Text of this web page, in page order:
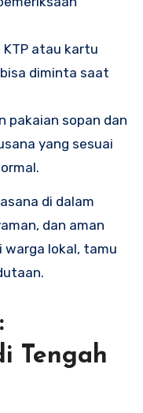
KTP atau kartu
diminta saat
pakaian sopan dan
yang sesuai
di dalam
dan aman
warga lokal, tamu
Tengah